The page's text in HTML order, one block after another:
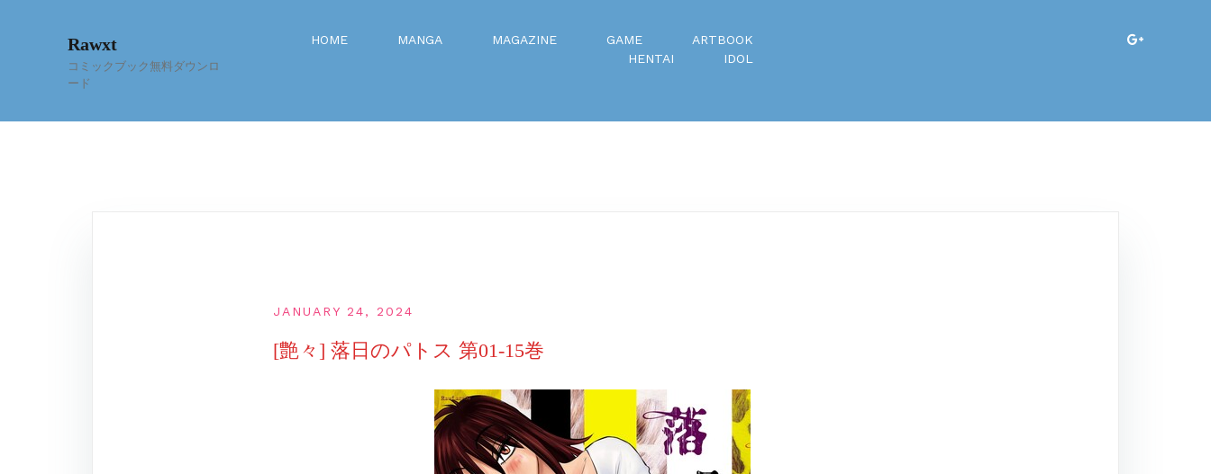
Rawxt
コミックブック無料ダウンロ
ード
HOME MANGA MAGAZINE GAME
ARTBOOK
HENTAI
IDOL
JANUARY 24, 2024
[艶々] 落日のパトス 第01-15巻